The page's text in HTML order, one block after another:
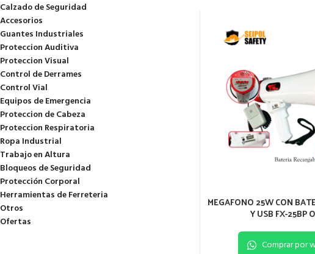
Calzado de Seguridad
Accesorios
Guantes Industriales
Proteccion Auditiva
Proteccion Visual
Control de Derrames
Control Vial
Equipos de Emergencia
Proteccion de Cabeza
Proteccion Respiratoria
Ropa Industrial
Trabajo en Altura
Bloqueos de Seguridad
Protección Corporal
Herramientas de Ferreteria
Otros
Ofertas
MEGAFONO 25W CON
Y USB FX-25BP
Comprar por